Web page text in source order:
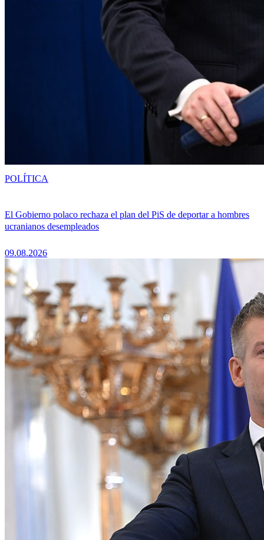
El Gobierno polaco rechaza el plan del PiS de deportar a hombres
ucranianos desempleados
09.08.2026
POLÍTICA